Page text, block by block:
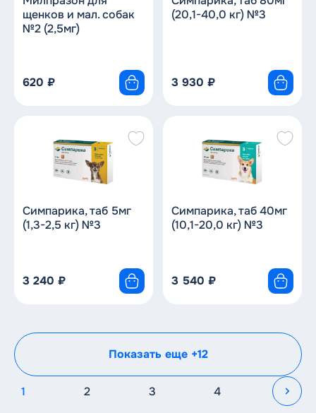
щенков и мал. собак
№2 (2,5мг)
620 ₽
(20,1-40,0 кг) №3
3 930 ₽
Симпарика, таб 5мг
(1,3-2,5 кг) №3
3 240 ₽
Симпарика, таб 40мг
(10,1-20,0 кг) №3
3 540 ₽
Показать еще +12
1 2 3 4